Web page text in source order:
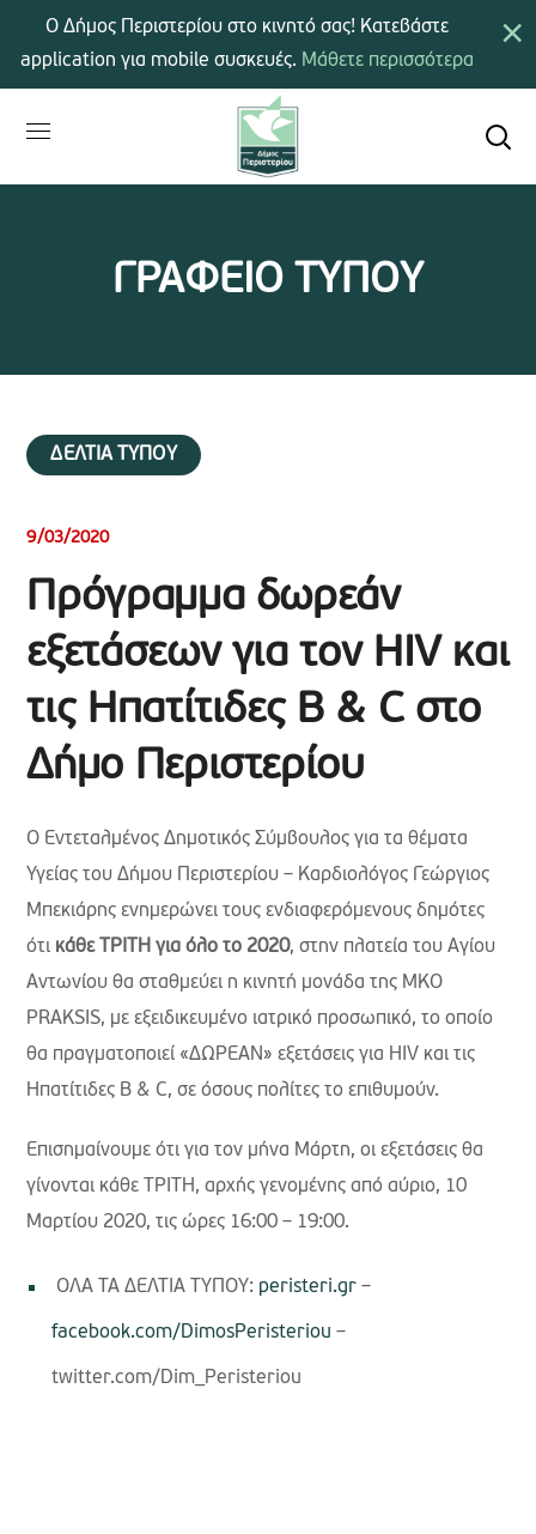
ΓΡΑΦΕΙΟ ΤΥΠΟΥ
ΔΕΛΤΙΑ ΤΥΠΟΥ
9/03/2020
Πρόγραμμα δωρεάν
εξετάσεων για τον HIV και
τις Ηπατίτιδες B & C στο
Δήμο Περιστερίου
Ο Εντεταλμένος Δημοτικός Σύμβουλος για τα θέματα
Υγείας του Δήμου Περιστερίου – Καρδιολόγος Γεώργιος
Μπεκιάρης ενημερώνει τους ενδιαφερόμενους δημότες
ότι κάθε ΤΡΙΤΗ για όλο το 2020, στην πλατεία του Αγίου
Αντωνίου θα σταθμεύει η κινητή μονάδα της ΜΚΟ
PRAKSIS, με εξειδικευμένο ιατρικό προσωπικό, το οποίο
θα πραγματοποιεί «ΔΩΡΕΑΝ» εξετάσεις για HIV και τις
Ηπατίτιδες B & C, σε όσους πολίτες το επιθυμούν.
Επισημαίνουμε ότι για τον μήνα Μάρτη, οι εξετάσεις θα
γίνονται κάθε ΤΡΙΤΗ, αρχής γενομένης από αύριο, 10
Μαρτίου 2020, τις ώρες 16:00 – 19:00.
ΟΛΑ ΤΑ ΔΕΛΤΙΑ ΤΥΠΟΥ: peristeri.gr –
facebook.com/DimosPeristeriou –
twitter.com/Dim_Peristeriou
×
Ο Δήμος Περιστερίου στο κινητό σας! Κατεβάστε
application για mobile συσκευές. Μάθετε περισσότερα